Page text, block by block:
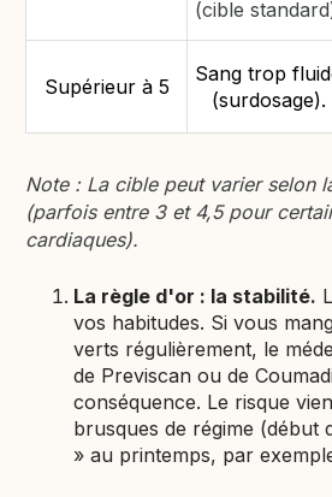
(cible
Supérieur à 5
Sang trop
(surdosage).
Note : La cible peut varier selon
(parfois entre 3 et 4,5 pour
cardiaques).
La règle d'or : la stabilité.
vos habitudes. Si vous
verts régulièrement, le
de Previscan ou de
conséquence. Le risque
brusques de régime (début
» au printemps, par